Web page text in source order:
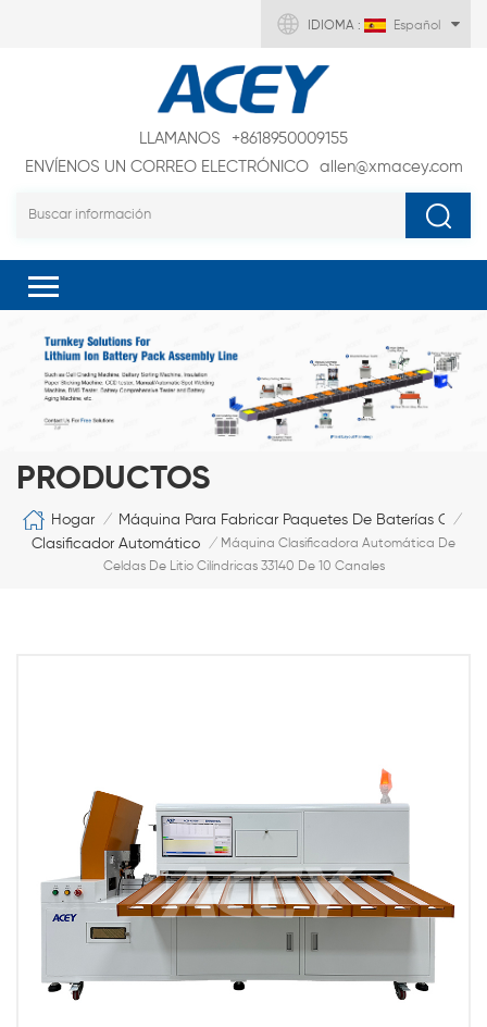
IDIOMA : Español
LLAMANOS
+8618950009155
ENVÍENOS UN CORREO ELECTRÓNICO
allen@xmacey.com
PRODUCTOS
Hogar / Máquina Para Fabricar Paquetes De Baterías /
Clasificador Automático / Máquina Clasificadora Automática De
Celdas De Litio Cilíndricas 33140 De 10 Canales